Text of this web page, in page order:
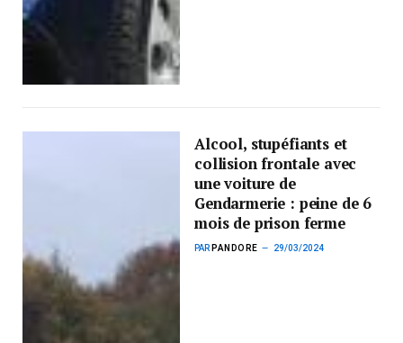
Alcool, stupéfiants et
collision frontale avec
une voiture de
Gendarmerie : peine de 6
mois de prison ferme
PAR PANDORE 29/03/2024